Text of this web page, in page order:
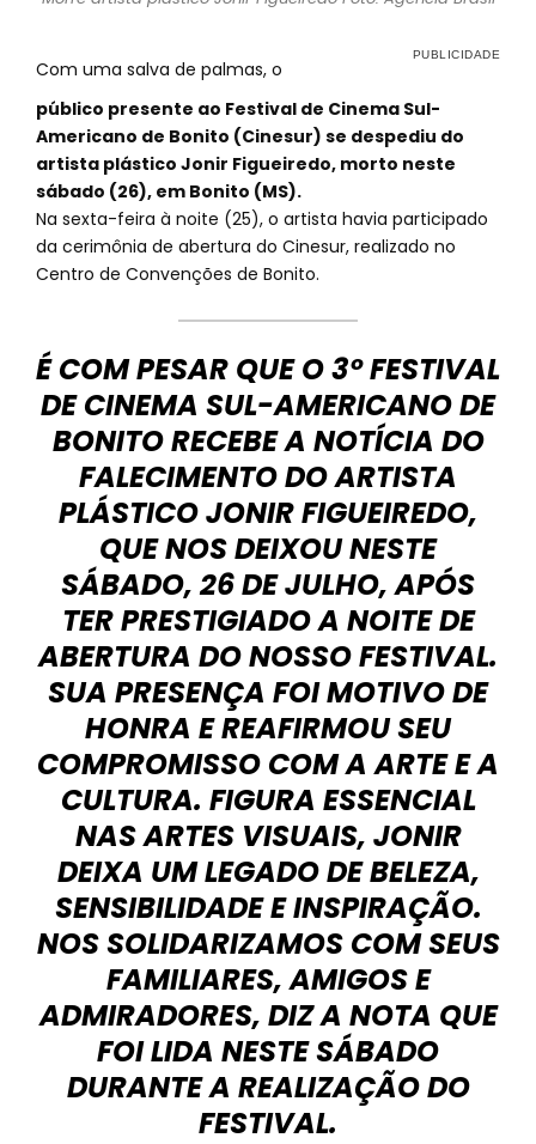
Com uma salva de palmas, o
público presente ao Festival de Cinema Sul-
Americano de Bonito (Cinesur) se despediu do
artista plástico Jonir Figueiredo, morto neste
sábado (26), em Bonito (MS).
Na sexta-feira à noite (25), o artista havia participado
da cerimônia de abertura do Cinesur, realizado no
Centro de Convenções de Bonito.
É COM PESAR QUE O 3º FESTIVAL
DE CINEMA SUL-AMERICANO DE
BONITO RECEBE A NOTÍCIA DO
FALECIMENTO DO ARTISTA
PLÁSTICO JONIR FIGUEIREDO,
QUE NOS DEIXOU NESTE
SÁBADO, 26 DE JULHO, APÓS
TER PRESTIGIADO A NOITE DE
ABERTURA DO NOSSO FESTIVAL.
SUA PRESENÇA FOI MOTIVO DE
HONRA E REAFIRMOU SEU
COMPROMISSO COM A ARTE E A
CULTURA. FIGURA ESSENCIAL
NAS ARTES VISUAIS, JONIR
DEIXA UM LEGADO DE BELEZA,
SENSIBILIDADE E INSPIRAÇÃO.
NOS SOLIDARIZAMOS COM SEUS
FAMILIARES, AMIGOS E
ADMIRADORES, DIZ A NOTA QUE
FOI LIDA NESTE SÁBADO
DURANTE A REALIZAÇÃO DO
FESTIVAL.